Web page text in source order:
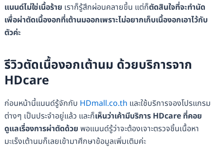
แนนด์ไม่ใช่เนื้อร้าย เราก็รู้สึกผ่อนคลายขึ้น แต่ก็ตัดสินใจที่จะทำนัด
เพื่อผ่าตัดเนื้องอกที่เต้านมออกเพราะไม่อยากเก็บเนื้องอกเอาไว้กับ
ตัวค่ะ
รีวิวตัดเนื้องอกเต้านม ด้วยบริการจาก
HDcare
ก่อนหน้านี้แนนด์รู้จักกับ HDmall.co.th และใช้บริการจองโปรแกรม
ต่างๆ เป็นประจำอยู่แล้ว และก็เห็นว่าเค้ามีบริการ HDcare ที่คอย
ดูแลเรื่องการผ่าตัดด้วย พอแนนด์รู้ว่าจะต้องเจาะตรวจชิ้นเนื้อหา
มะเร็งเต้านมก็เลยเข้ามาศึกษาข้อมูลเพิ่มเติมค่ะ